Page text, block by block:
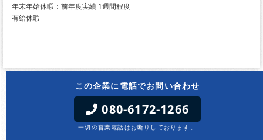
年末年始休暇：前年度実績 1週間程度
有給休暇
この企業に電話でお問い合わせ
080-6172-1266
一切の営業電話はお断りしております。